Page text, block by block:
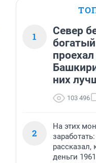
1
Север
них
103 496
2
На этих
рассказал,
деньги